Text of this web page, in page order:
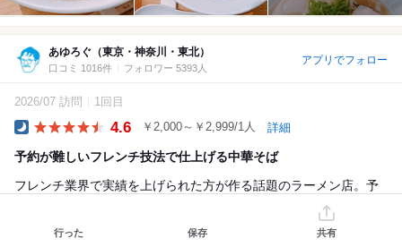
あゆろぐ（東京・神奈川・東北）
口コミ 1016件 フォロワー 5393人
アプリでフォロー
2026/07 訪問 1回目
4.6 ￥2,000～￥2,999/1人 詳細
予約が難しいフレンチ技法で仕上げる中華そば
フレンチ業界で実績を上げられた方が作る話題のラーメン店。予
約開始と同時に、ネットで予約しましたが、次々と枠が埋まると
いう人気店。
行った 保存 共有